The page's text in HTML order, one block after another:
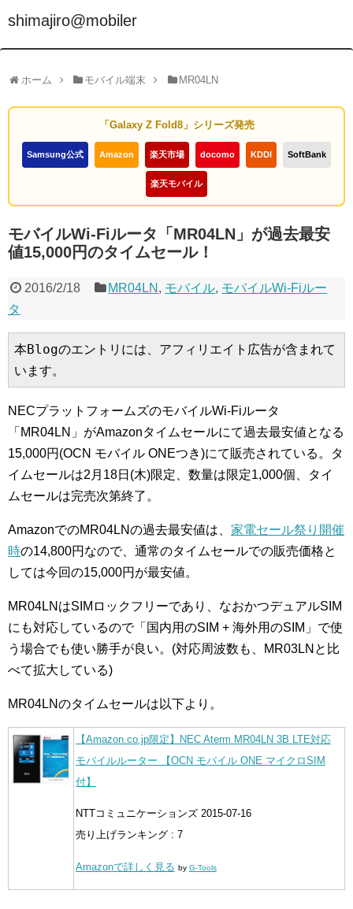
shimajiro@mobiler
ホーム モバイル端末 MR04LN
「Galaxy Z Fold8」シリーズ発売
Samsung公式 Amazon 楽天市場 docomo KDDI SoftBank
楽天モバイル
モバイルWi-Fiルータ「MR04LN」が過去最安
値15,000円のタイムセール！
2016/2/18 MR04LN , モバイル, モバイルWi-Fiルー
タ
本Blogのエントリには、アフィリエイト広告が含まれて
います。
NECプラットフォームズのモバイルWi-Fiルータ
「MR04LN」がAmazonタイムセールにて過去最安値となる
15,000円(OCN モバイル ONEつき)にて販売されている。タ
イムセールは2月18日(木)限定、数量は限定1,000個、タイ
ムセールは完売次第終了。
AmazonでのMR04LNの過去最安値は、 家電セール祭り開催
時の14,800円なので、通常のタイムセールでの販売価格と
しては今回の15,000円が最安値。
MR04LNはSIMロックフリーであり、なおかつデュアルSIM
にも対応しているので「国内用のSIM + 海外用のSIM」で使
う場合でも使い勝手が良い。(対応周波数も、MR03LNと比
べて拡大している)
MR04LNのタイムセールは以下より。
【Amazon.co.jp限定】NEC Aterm MR04LN 3B LTE対応
モバイルルーター 【OCN モバイル ONE マイクロSIM
付】
NTTコミュニケーションズ 2015-07-16
売り上げランキング : 7
Amazonで詳しく見る by G-Tools